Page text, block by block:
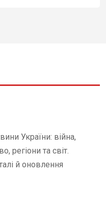
України: війна,
регіони та світ.
й оновлення